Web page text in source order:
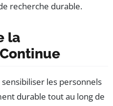
recherche durable.
la
les personnels
durable tout au long de